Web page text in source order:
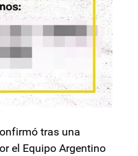
tras una
el Equipo Argentino